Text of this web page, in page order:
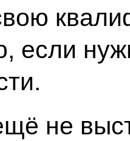
если
не